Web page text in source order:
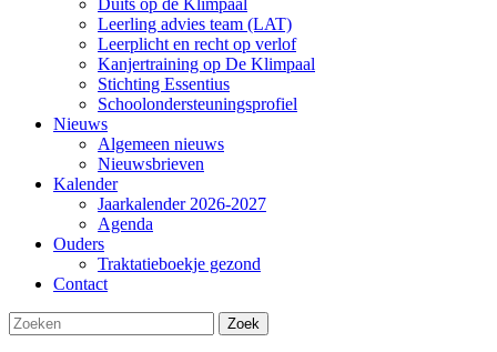
Duits op de Klimpaal
Leerling advies team (LAT)
Leerplicht en recht op verlof
Kanjertraining op De Klimpaal
Stichting Essentius
Schoolondersteuningsprofiel
Nieuws
Algemeen nieuws
Nieuwsbrieven
Kalender
Jaarkalender 2026-2027
Agenda
Ouders
Traktatieboekje gezond
Contact
Zoek